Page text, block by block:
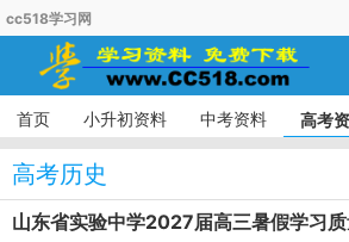
cc518学习网
首页 小升初资料 中考资料 高考
高考历史
山东省实验中学2027届高三暑假学习